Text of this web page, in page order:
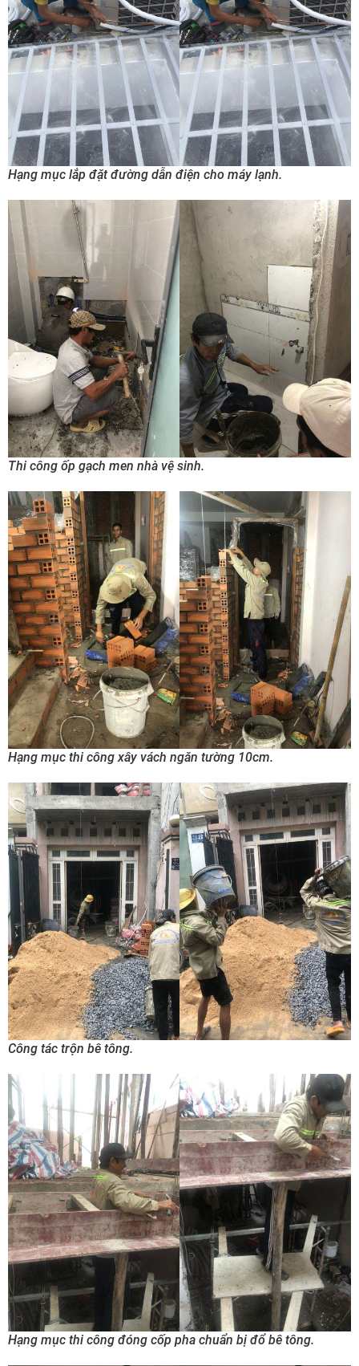
Hạng mục lắp đặt đường dẫn điện cho máy lạnh.
Thi công ốp gạch men nhà vệ sinh.
Hạng mục thi công xây vách ngăn tường 10cm.
Công tác trộn bê tông.
Hạng mục thi công đóng cốp pha chuẩn bị đổ bê tông.